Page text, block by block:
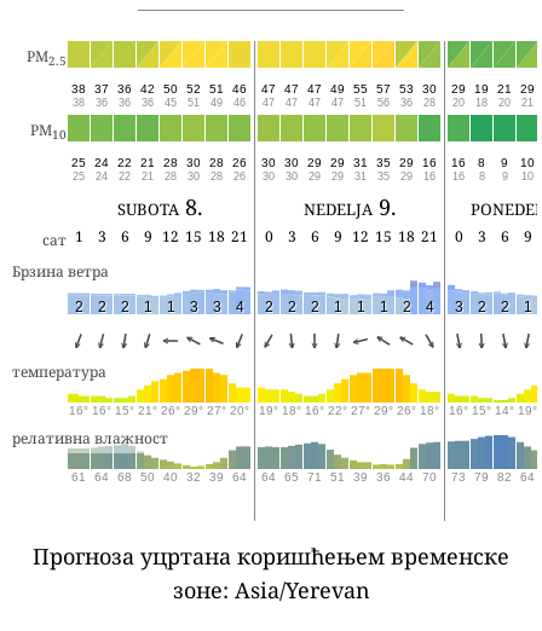
PM2.5
38
38
37
36
36
36
42
36
50
45
52
51
51
49
46
46
47
47
47
47
47
47
49
47
55
51
57
56
53
36
30
28
29
20
19
18
21
20
29
21
PM10
25
25
24
24
22
22
21
21
28
28
30
30
28
28
26
26
30
30
30
30
29
29
29
29
31
31
35
35
29
29
16
16
16
16
8
8
9
9
10
10
subota 8. nedelja 9.
сат 1 3 6 9 12 15 18 21 0 3 6 9 12 15 18 21 0 3 6
9
Брзина ветра
2 2 2 1 1 3 3 4 2 2 2 1 1 1 2 4 3 2 2 1
температура
16° 16° 15° 21° 26° 29° 27° 20° 19° 18° 16° 22° 27° 29° 26° 18° 16° 15° 14° 19°
релативна влажност
61 64 68 50 40 32 39 64 64 65 71 51 39 36 44 70 73 79 82 64
Прогноза уцртана коришћењем временске
зоне: Asia/Yerevan